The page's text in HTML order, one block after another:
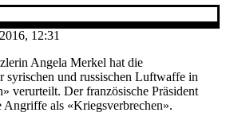
12:31
Angela Merkel hat die
syrischen und russischen Luftwaffe in
verurteilt. Der französische Präsident
Angriffe als «Kriegsverbrechen».